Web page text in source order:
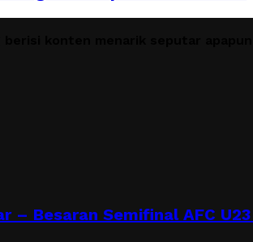
– Besaran Semifinal AFC